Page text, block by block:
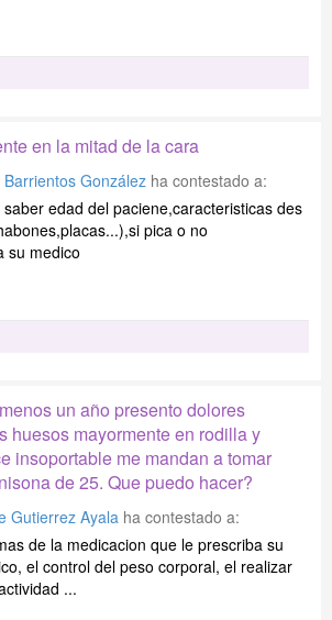
en la mitad de la cara
Barrientos González ha contestado a:
edad del paciene,caracteristicas des
pica o no
su medico
un año presento dolores
huesos mayormente en rodilla y
insoportable me mandan a tomar
de 25. Que puedo hacer?
Gutierrez Ayala ha contestado a:
de la medicacion que le prescriba su
el control del peso corporal, el realizar
...